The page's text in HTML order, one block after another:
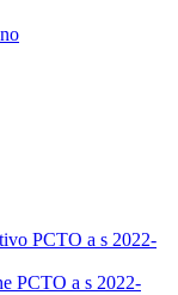
PCTO a s 2022-
PCTO a s 2022-